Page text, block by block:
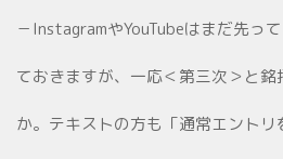
－InstagramやYouTubeはまだ先っ
ておきますが、一応＜第三次＞と
か。テキストの方も「通常エント